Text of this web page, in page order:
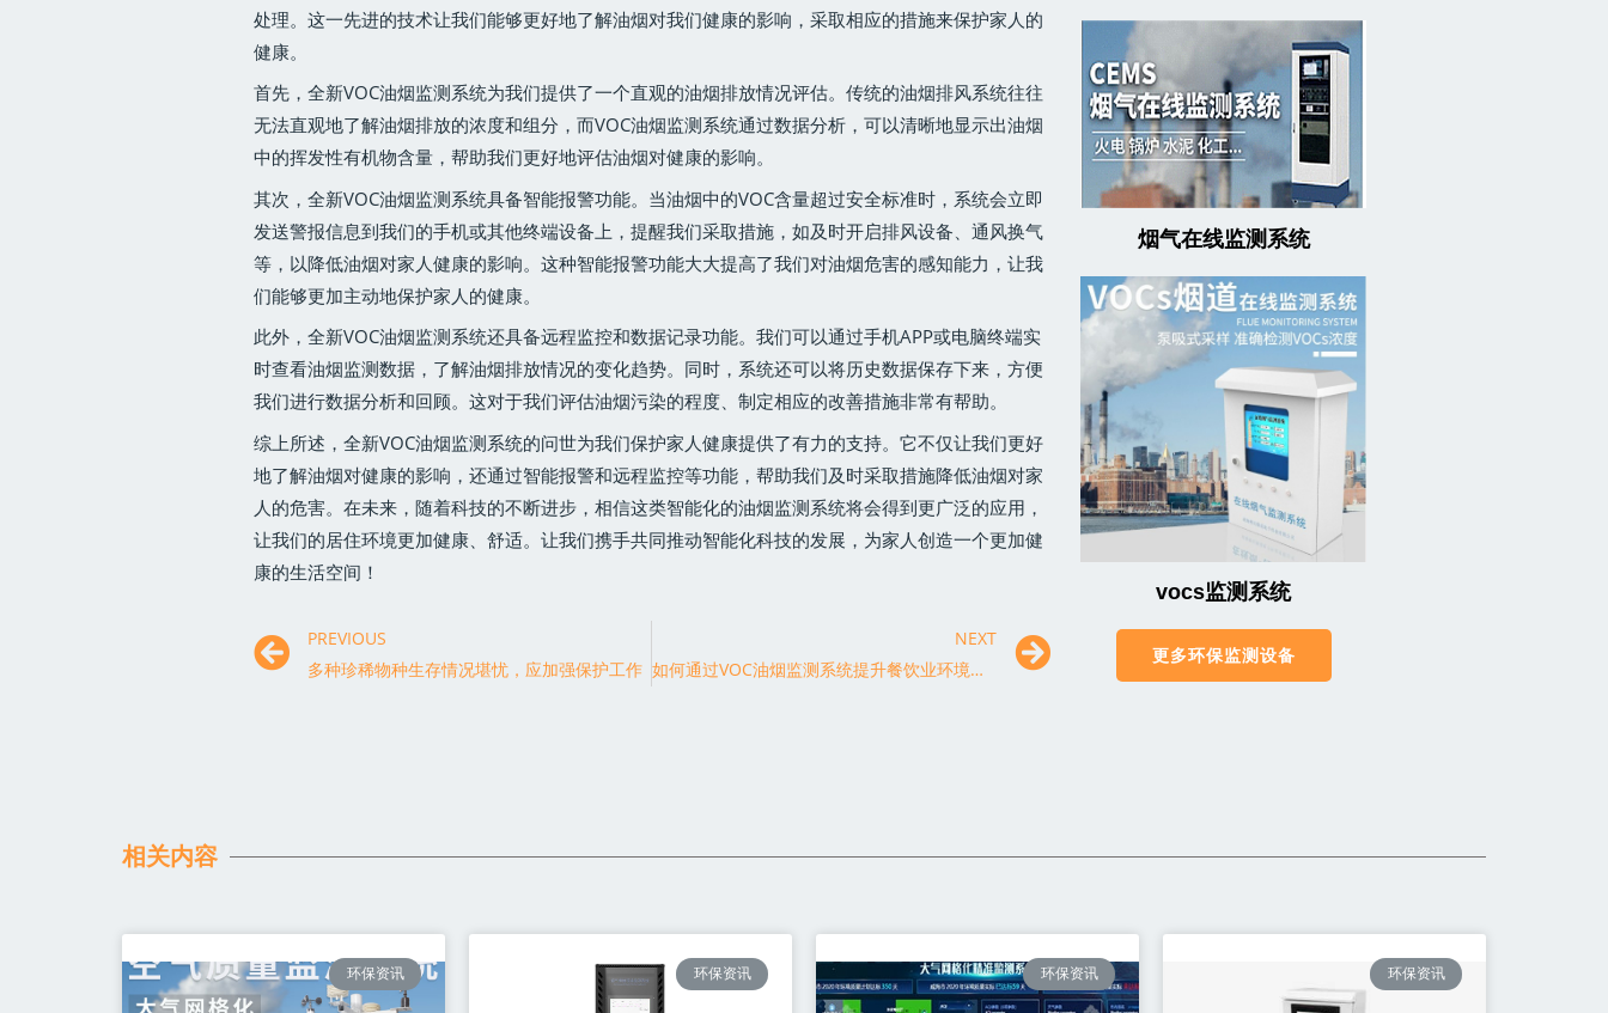
处理。这一先进的技术让我们能够更好地了解油烟对我们健康的影响，采取相应的措施来保护家人的
健康。
首先，全新VOC油烟监测系统为我们提供了一个直观的油烟排放情况评估。传统的油烟排风系统往往
无法直观地了解油烟排放的浓度和组分，而VOC油烟监测系统通过数据分析，可以清晰地显示出油烟
中的挥发性有机物含量，帮助我们更好地评估油烟对健康的影响。
其次，全新VOC油烟监测系统具备智能报警功能。当油烟中的VOC含量超过安全标准时，系统会立即
发送警报信息到我们的手机或其他终端设备上，提醒我们采取措施，如及时开启排风设备、通风换气
等，以降低油烟对家人健康的影响。这种智能报警功能大大提高了我们对油烟危害的感知能力，让我
们能够更加主动地保护家人的健康。
此外，全新VOC油烟监测系统还具备远程监控和数据记录功能。我们可以通过手机APP或电脑终端实
时查看油烟监测数据，了解油烟排放情况的变化趋势。同时，系统还可以将历史数据保存下来，方便
我们进行数据分析和回顾。这对于我们评估油烟污染的程度、制定相应的改善措施非常有帮助。
综上所述，全新VOC油烟监测系统的问世为我们保护家人健康提供了有力的支持。它不仅让我们更好
地了解油烟对健康的影响，还通过智能报警和远程监控等功能，帮助我们及时采取措施降低油烟对家
人的危害。在未来，随着科技的不断进步，相信这类智能化的油烟监测系统将会得到更广泛的应用，
让我们的居住环境更加健康、舒适。让我们携手共同推动智能化科技的发展，为家人创造一个更加健
康的生活空间！
PREVIOUS
多种珍稀物种生存情况堪忧，应加强保护工作
NEXT
如何通过VOC油烟监测系统提升餐饮业环境质量？
烟气在线监测系统
vocs监测系统
更多环保监测设备
相关内容
环保资讯 环保资讯 环保资讯 环保资讯